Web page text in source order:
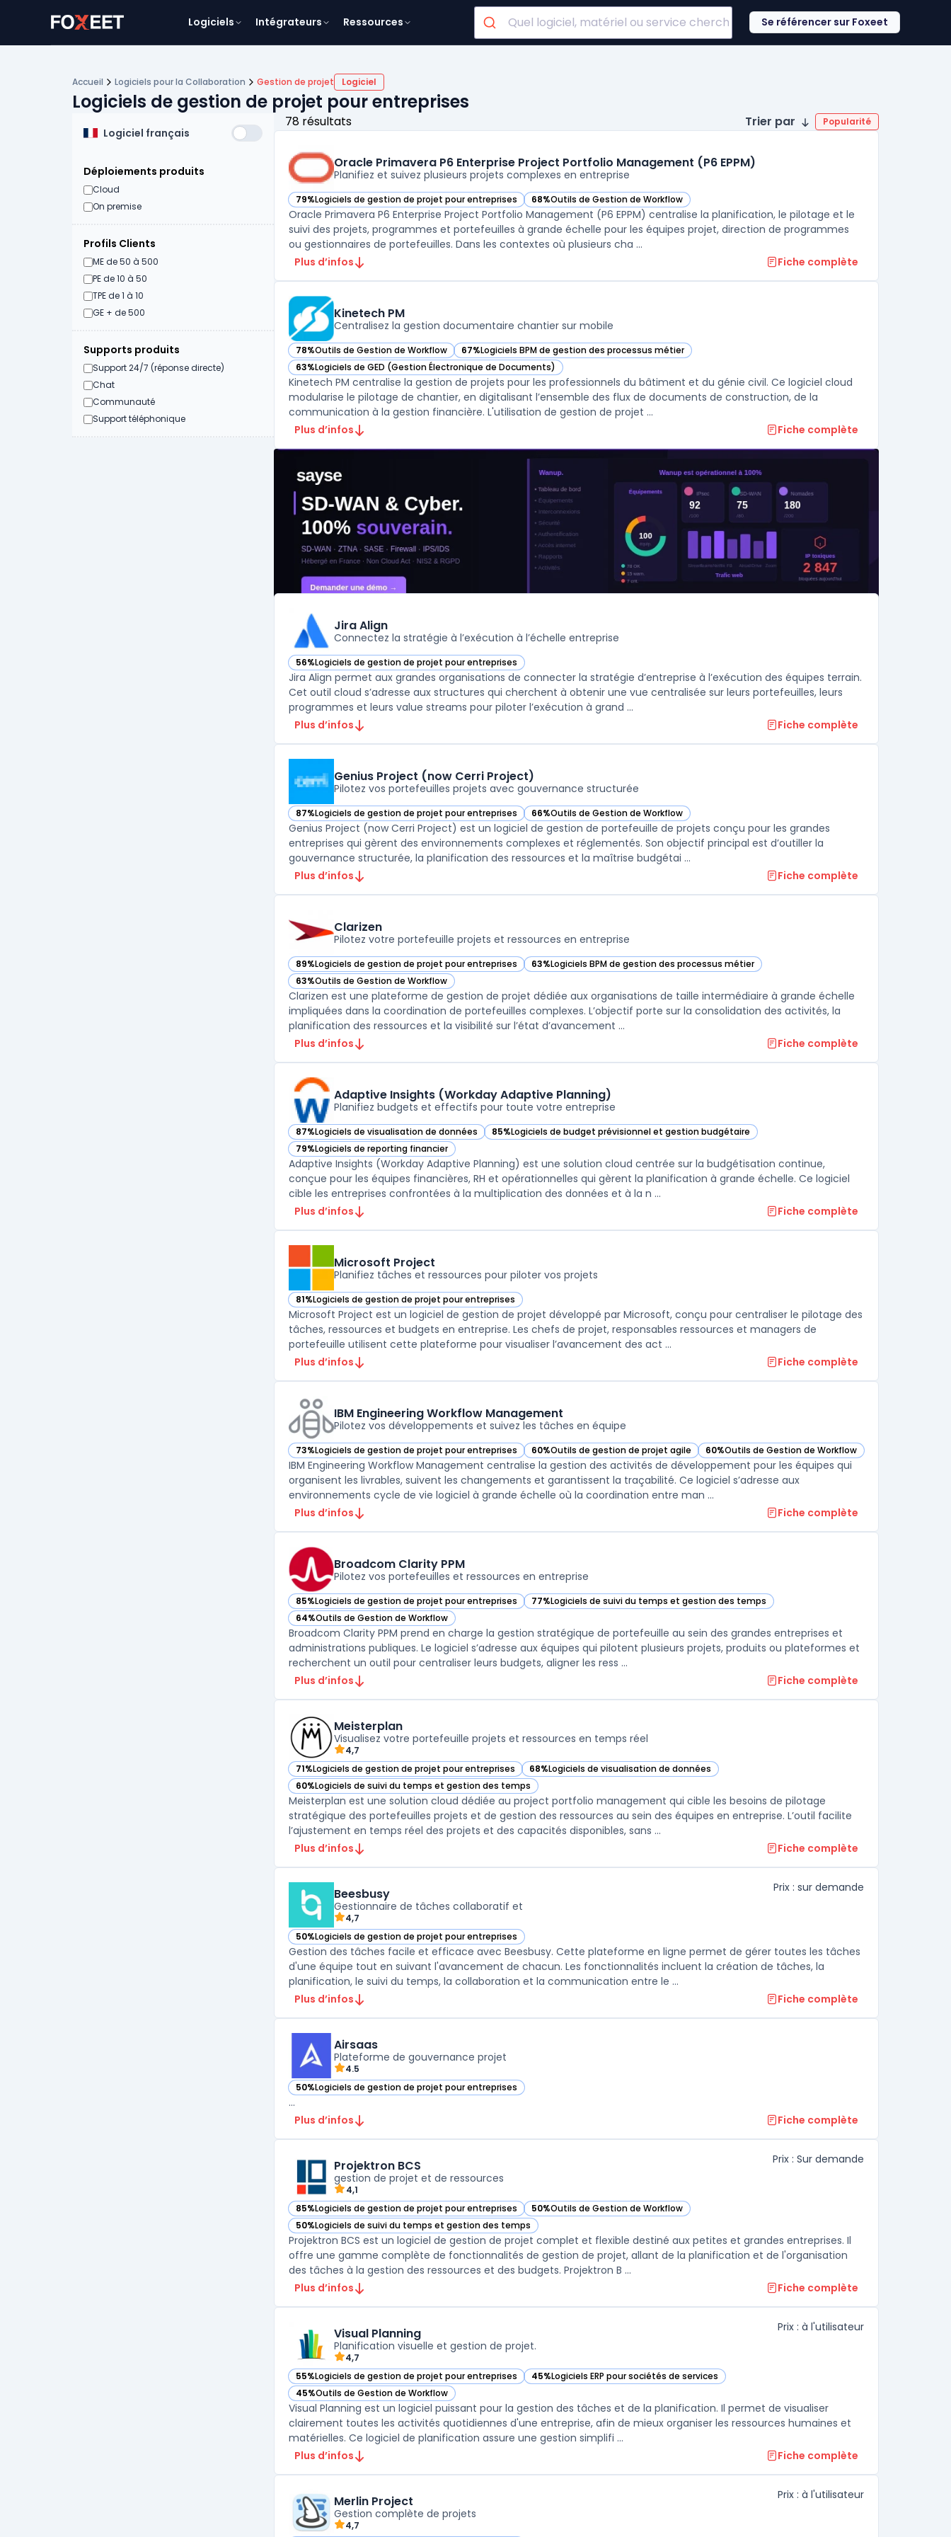
Logiciels Intégrateurs Ressources Se référencer sur Foxeet
Accueil Logiciels pour la Collaboration Gestion de projet Logiciel
Logiciels de gestion de projet pour entreprises
Logiciel français
Déploiements produits
Cloud
On premise
Profils Clients
ME de 50 à 500
PE de 10 à 50
TPE de 1 à 10
GE + de 500
Supports produits
Support 24/7 (réponse directe)
Chat
Communauté
Support téléphonique
78 résultats Trier par Popularité
Oracle Primavera P6 Enterprise Project Portfolio Management (P6 EPPM)
Planifiez et suivez plusieurs projets complexes en entreprise
79%Logiciels de gestion de projet pour entreprises
— voir Oracle Primavera P6 Enterprise Project Portfolio Management (P6 EPPM) dans cette catégorie
68%Outils de Gestion de Workflow
— voir Oracle Primavera P6 Enterprise Project Portfolio Management (P6 EPPM) dans cette
Oracle Primavera P6 Enterprise Project Portfolio Management (P6 EPPM) centralise la planification, le pilotage et le
suivi des projets, programmes et portefeuilles à grande échelle pour les équipes projet, direction de programmes
ou gestionnaires de portefeuilles. Dans les contextes où plusieurs cha ...
Plus d’infos
Fiche complète
Kinetech PM
Centralisez la gestion documentaire chantier sur mobile
78%Outils de Gestion de Workflow
— voir Kinetech PM dans cette catégorie67%Logiciels BPM de gestion des processus métier
— voir Kinetech PM dans cette catégorie
63%Logiciels de GED (Gestion Électronique de Documents)
— voir Kinetech PM dans cette catégorie
Kinetech PM centralise la gestion de projets pour les professionnels du bâtiment et du génie civil. Ce logiciel cloud
modularise le pilotage de chantier, en digitalisant l’ensemble des flux de documents de construction, de la
communication à la gestion financière. L'utilisation de gestion de projet ...
Plus d’infos
Fiche complète
Jira Align
Connectez la stratégie à l’exécution à l’échelle entreprise
56%Logiciels de gestion de projet pour entreprises
— voir Jira Align dans cette catégorie
Jira Align permet aux grandes organisations de connecter la stratégie d’entreprise à l’exécution des équipes terrain.
Cet outil cloud s’adresse aux structures qui cherchent à obtenir une vue centralisée sur leurs portefeuilles, leurs
programmes et leurs value streams pour piloter l’exécution à grand ...
Plus d’infos
Fiche complète
Genius Project (now Cerri Project)
Pilotez vos portefeuilles projets avec gouvernance structurée
87%Logiciels de gestion de projet pour entreprises
— voir Genius Project (now Cerri Project) dans cette catégorie
66%Outils de Gestion de Workflow
— voir Genius Project (now Cerri Project) dans cette catégorie
Genius Project (now Cerri Project) est un logiciel de gestion de portefeuille de projets conçu pour les grandes
entreprises qui gèrent des environnements complexes et réglementés. Son objectif principal est d’outiller la
gouvernance structurée, la planification des ressources et la maîtrise budgétai ...
Plus d’infos
Fiche complète
Clarizen
Pilotez votre portefeuille projets et ressources en entreprise
89%Logiciels de gestion de projet pour entreprises
— voir Clarizen dans cette catégorie 63%Logiciels BPM de gestion des processus métier
— voir Clarizen dans cette catégorie
63%Outils de Gestion de Workflow
— voir Clarizen dans cette catégorie
Clarizen est une plateforme de gestion de projet dédiée aux organisations de taille intermédiaire à grande échelle
impliquées dans la coordination de portefeuilles complexes. L’objectif porte sur la consolidation des activités, la
planification des ressources et la visibilité sur l’état d’avancement ...
Plus d’infos
Fiche complète
Adaptive Insights (Workday Adaptive Planning)
Planifiez budgets et effectifs pour toute votre entreprise
87%Logiciels de visualisation de données
— voir Adaptive Insights (Workday Adaptive Planning) dans cette catégorie
85%Logiciels de budget prévisionnel et gestion budgétaire
— voir Adaptive Insights (Workday Adaptive Planning) dans cette catégorie
79%Logiciels de reporting financier
— voir Adaptive Insights (Workday Adaptive Planning) dans cette catégorie
Adaptive Insights (Workday Adaptive Planning) est une solution cloud centrée sur la budgétisation continue,
conçue pour les équipes financières, RH et opérationnelles qui gèrent la planification à grande échelle. Ce logiciel
cible les entreprises confrontées à la multiplication des données et à la n ...
Plus d’infos
Fiche complète
Microsoft Project
Planifiez tâches et ressources pour piloter vos projets
81%Logiciels de gestion de projet pour entreprises
— voir Microsoft Project dans cette catégorie
Microsoft Project est un logiciel de gestion de projet développé par Microsoft, conçu pour centraliser le pilotage des
tâches, ressources et budgets en entreprise. Les chefs de projet, responsables ressources et managers de
portefeuille utilisent cette plateforme pour visualiser l’avancement des act ...
Plus d’infos
Fiche complète
IBM Engineering Workflow Management
Pilotez vos développements et suivez les tâches en équipe
73%Logiciels de gestion de projet pour entreprises
— voir IBM Engineering Workflow Management dans cette catégorie
60%Outils de gestion de projet agile
— voir IBM Engineering Workflow Management dans cette catégorie
60%Outils de Gestion de Workflow
— voir IBM Engineering Workflow Management dans
IBM Engineering Workflow Management centralise la gestion des activités de développement pour les équipes qui
organisent les livrables, suivent les changements et garantissent la traçabilité. Ce logiciel s’adresse aux
environnements cycle de vie logiciel à grande échelle où la coordination entre man ...
Plus d’infos
Fiche complète
Broadcom Clarity PPM
Pilotez vos portefeuilles et ressources en entreprise
85%Logiciels de gestion de projet pour entreprises
— voir Broadcom Clarity PPM dans cette catégorie 77%Logiciels de suivi du temps et gestion des temps
— voir Broadcom Clarity PPM dans cette catégorie
64%Outils de Gestion de Workflow
— voir Broadcom Clarity PPM dans cette catégorie
Broadcom Clarity PPM prend en charge la gestion stratégique de portefeuille au sein des grandes entreprises et
administrations publiques. Le logiciel s’adresse aux équipes qui pilotent plusieurs projets, produits ou plateformes et
recherchent un outil pour centraliser leurs budgets, aligner les ress ...
Plus d’infos
Fiche complète
Meisterplan
Visualisez votre portefeuille projets et ressources en temps réel
4,7
71%Logiciels de gestion de projet pour entreprises
— voir Meisterplan dans cette catégorie 68%Logiciels de visualisation de données
— voir Meisterplan dans cette catégorie
60%Logiciels de suivi du temps et gestion des temps
— voir Meisterplan dans cette catégorie
Meisterplan est une solution cloud dédiée au project portfolio management qui cible les besoins de pilotage
stratégique des portefeuilles projets et de gestion des ressources au sein des équipes en entreprise. L’outil facilite
l’ajustement en temps réel des projets et des capacités disponibles, sans ...
Plus d’infos
Fiche complète
Beesbusy
Gestionnaire de tâches collaboratif et
4,7
Prix : sur demande
50%Logiciels de gestion de projet pour entreprises
— voir Beesbusy dans cette catégorie
Gestion des tâches facile et efficace avec Beesbusy. Cette plateforme en ligne permet de gérer toutes les tâches
d'une équipe tout en suivant l'avancement de chacun. Les fonctionnalités incluent la création de tâches, la
planification, le suivi du temps, la collaboration et la communication entre le ...
Plus d’infos
Fiche complète
Airsaas
Plateforme de gouvernance projet
4.5
50%Logiciels de gestion de projet pour entreprises
— voir Airsaas dans cette catégorie
...
Plus d’infos
Fiche complète
Projektron BCS
gestion de projet et de ressources
4,1
Prix : Sur demande
85%Logiciels de gestion de projet pour entreprises
— voir Projektron BCS dans cette catégorie 50%Outils de Gestion de Workflow
— voir Projektron BCS dans cette catégorie
50%Logiciels de suivi du temps et gestion des temps
— voir Projektron BCS dans cette catégorie
Projektron BCS est un logiciel de gestion de projet complet et flexible destiné aux petites et grandes entreprises. Il
offre une gamme complète de fonctionnalités de gestion de projet, allant de la planification et de l'organisation
des tâches à la gestion des ressources et des budgets. Projektron B ...
Plus d’infos
Fiche complète
Visual Planning
Planification visuelle et gestion de projet.
4,7
Prix : à l'utilisateur
55%Logiciels de gestion de projet pour entreprises
— voir Visual Planning dans cette catégorie 45%Logiciels ERP pour sociétés de services
— voir Visual Planning dans cette catégorie
45%Outils de Gestion de Workflow
— voir Visual Planning dans cette catégorie
Visual Planning est un logiciel puissant pour la gestion des tâches et de la planification. Il permet de visualiser
clairement toutes les activités quotidiennes d'une entreprise, afin de mieux organiser les ressources humaines et
matérielles. Ce logiciel de planification assure une gestion simplifi ...
Plus d’infos
Fiche complète
Merlin Project
Gestion complète de projets
4,7
Prix : à l'utilisateur